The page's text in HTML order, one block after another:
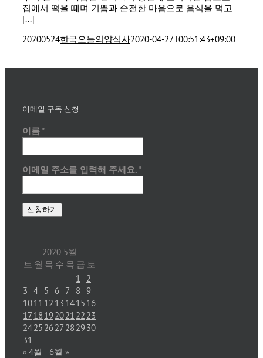
집에서 떡을 떼며 기쁨과 순전한 마음으로 음식을 먹고
[...]
20200524한국오늘의양식사2020-04-27T00:51:43+09:00
이메일 구독 신청
이름 *
이메일 주소를 입력해 주세요. *
2020 5월
토 월 목 수 목 금 토
1
2
3 4 5 6 7 8 9
1011 12 13 1415 16
17 18 192021 22 23
2425 2627 28 2930
31
« 4월
6월 »